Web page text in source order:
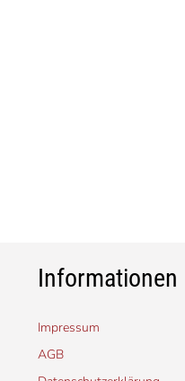
Informationen
Impressum
AGB